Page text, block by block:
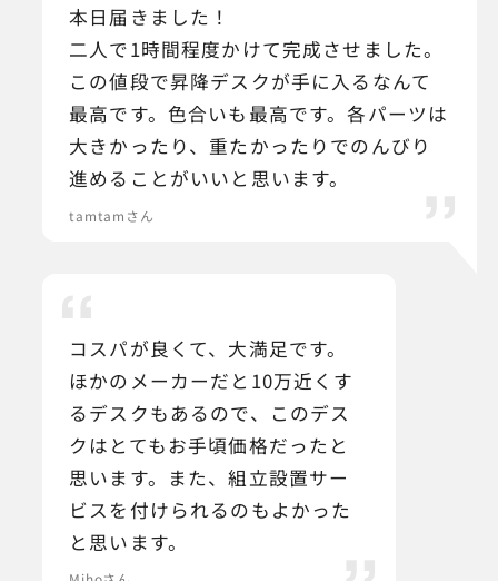
本日届きました！
二人で1時間程度かけて完成させました。
この値段で昇降デスクが手に入るなんて
最高です。色合いも最高です。各パーツは
大きかったり、重たかったりでのんびり
進めることがいいと思います。
tamtamさん
コスパが良くて、大満足です。
ほかのメーカーだと10万近くす
るデスクもあるので、このデス
クはとてもお手頃価格だったと
思います。また、組立設置サー
ビスを付けられるのもよかった
と思います。